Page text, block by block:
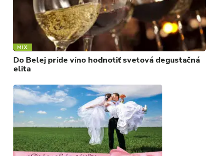
MIX
Do Belej príde víno hodnotiť svetová degustačná
elita